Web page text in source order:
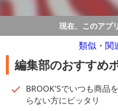
現在、このアプ
類似・関
編集部のおすすめ
BROOK'Sでいつも商品
らない方にピッタリ